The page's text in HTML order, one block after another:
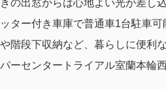
ター付き車庫で普通車1台駐車
階段下収納など、暮らしに便利
ーセンタートライアル室蘭本輪